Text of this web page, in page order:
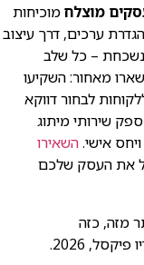
מוצלחמוכיחות
ערכים, דרך עיצוב
נשכחת – כל שלב
מאחור: השקיעו
לבחור דווקא
שירותי מיתוג
אישי.השאירו
את העסק שלכם
מזה, כזה
2026.